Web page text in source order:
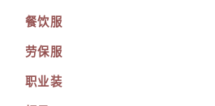
餐饮服
劳保服
职业装